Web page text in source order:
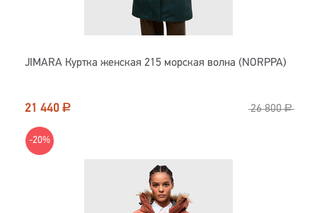
JIMARA Куртка женская 215 морская волна (NORPPA)
21 440 Р 26 800 Р
-20%